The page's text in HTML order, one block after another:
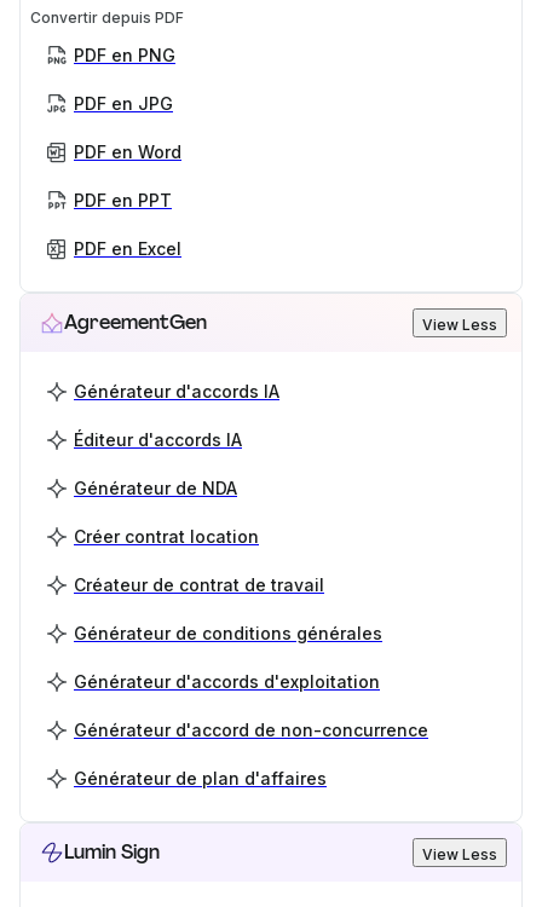
Convertir depuis PDF
PDF en PNG
PDF en JPG
PDF en Word
PDF en PPT
PDF en Excel
AgreementGen View Less
Générateur d'accords IA
Éditeur d'accords IA
Générateur de NDA
Créer contrat location
Créateur de contrat de travail
Générateur de conditions générales
Générateur d'accords d'exploitation
Générateur d'accord de non-concurrence
Générateur de plan d'affaires
Lumin Sign View Less